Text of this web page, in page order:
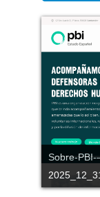
Sobre-PBI-